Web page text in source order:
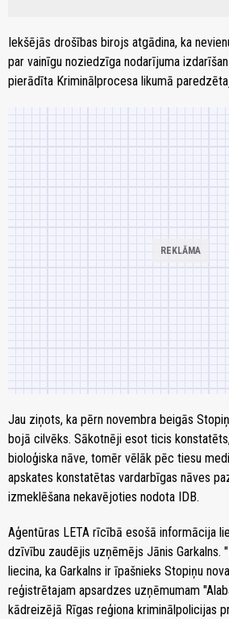
Iekšējās drošības birojs atgādina, ka
par vainīgu noziedzīga nodarījuma
pierādīta Kriminālprocesa likumā
Jau ziņots, ka pērn novembra beigās
bojā cilvēks. Sākotnēji esot ticis
bioloģiska nāve, tomēr vēlāk pēc tiesu
apskates konstatētas vardarbīgas nāves
izmeklēšana nekavējoties nodota IDB.
Aģentūras LETA rīcībā esošā informācija
dzīvību zaudējis uzņēmējs Jānis Garkalns.
liecina, ka Garkalns ir īpašnieks Stopiņu
reģistrētajam apsardzes uzņēmumam
kādreizējā Rīgas reģiona kriminālpolicijas